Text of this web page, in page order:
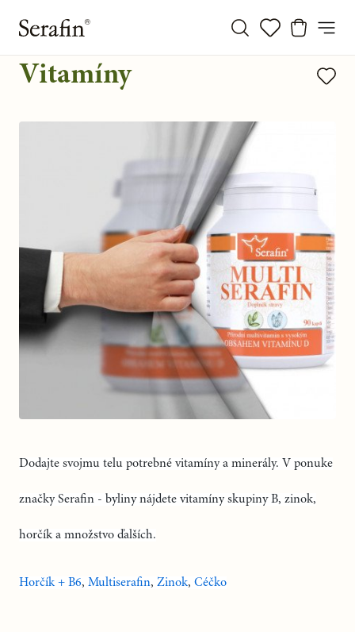
Vitamíny
Dodajte svojmu telu potrebné vitamíny a minerály. V ponuke
značky Serafin - byliny nájdete vitamíny skupiny B, zinok,
horčík a množstvo ďalších.
Horčík + B6, Multiserafin, Zinok, Céčko